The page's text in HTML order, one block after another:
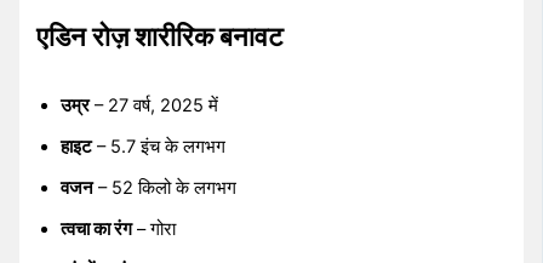
एडिन रोज़ शारीरिक बनावट
उम्र– 27 वर्ष, 2025 में
हाइट– 5.7 इंच के लगभग
वजन– 52 किलो के लगभग
त्वचा का रंग– गोरा